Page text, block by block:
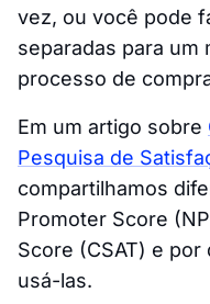
vez, ou você pode
separadas para
processo de
Em um artigo sobre
Pesquisa de
compartilhamos
Promoter Score
Score (CSAT) e
usá-las.